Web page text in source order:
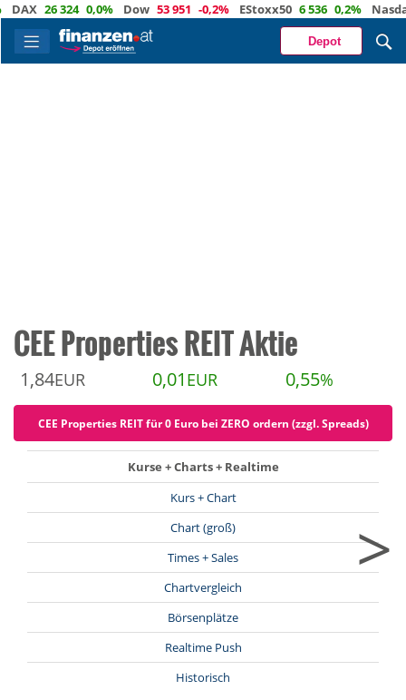
26 324 0,0% Dow 53 951 -0,2% EStoxx50 6 536 0,2% Nasdaq
Depot
CEE Properties REIT Aktie
1,84EUR 0,01 EUR 0,55%
CEE Properties REIT für 0 Euro bei ZERO ordern (zzgl. Spreads)
Kurse + Charts + Realtime
Kurs + Chart
Chart (groß)
Times + Sales
Chartvergleich
Börsenplätze
Realtime Push
Historisch
>